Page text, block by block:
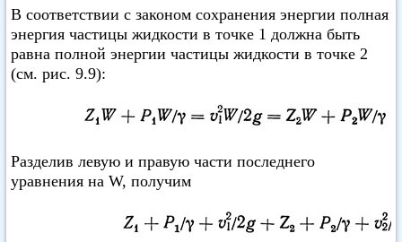
В соответствии с законом сохранения энергии полная
энергия частицы жидкости в точке 1 должна быть
равна полной энергии частицы жидкости в точке 2
(см. рис. 9.9):
Разделив левую и правую части последнего
уравнения на W, получим